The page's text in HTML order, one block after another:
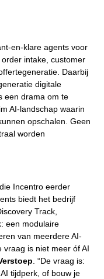
en-klare agents voor
intake, customer
Daarbij
digitale
een drama om te
AI-landschap waarin
opschalen. Geen
worden
Incentro eerder
biedt het bedrijf
Track,
een modulaire
van meerdere AI-
vraag is niet meer óf AI
. “De vraag is:
tijdperk, of bouw je